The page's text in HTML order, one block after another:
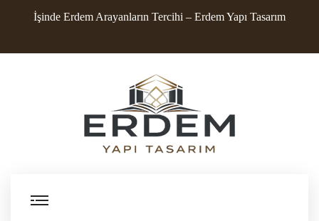
İşinde Erdem Arayanların Tercihi – Erdem Yapı Tasarım